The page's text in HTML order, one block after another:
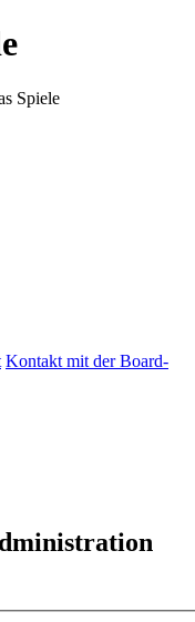
Spiele
Kontakt mit der Board-